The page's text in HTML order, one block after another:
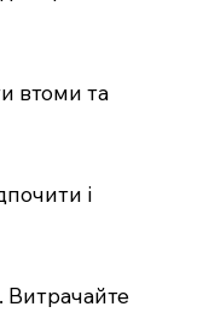
втоми та
і
Витрачайте